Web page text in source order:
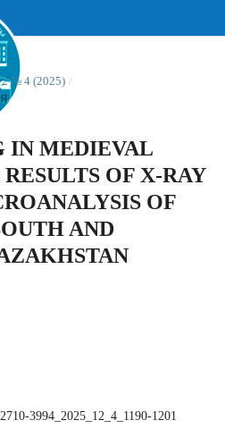
№ 4 (2025) /
IN MEDIEVAL
OF X-RAY
OF
AND
3994_2025_12_4_1190-1201